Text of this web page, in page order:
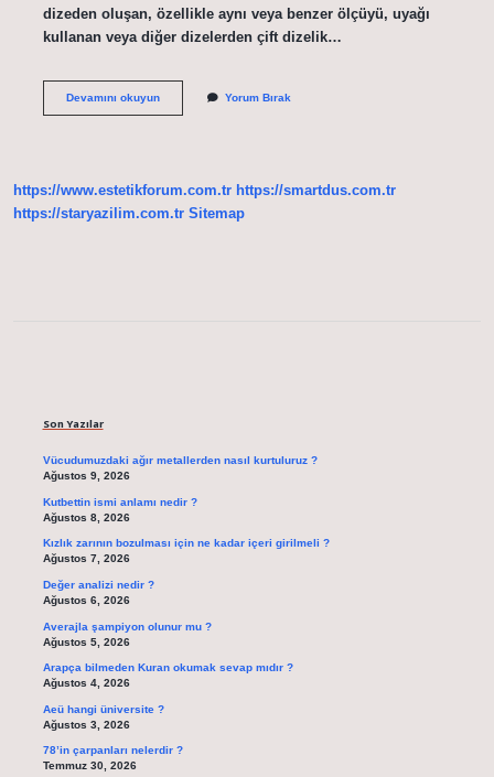
dizeden oluşan, özellikle aynı veya benzer ölçüyü, uyağı
kullanan veya diğer dizelerden çift dizelik…
Devamını okuyunBir
Yorum Bırak
https://www.estetikforum.com.tr https://smartdus.com.tr
https://staryazilim.com.tr Sitemap
Son Yazılar
Vücudumuzdaki ağır metallerden nasıl kurtuluruz ?
Ağustos 9, 2026
Kutbettin ismi anlamı nedir ?
Ağustos 8, 2026
Kızlık zarının bozulması için ne kadar içeri girilmeli ?
Ağustos 7, 2026
Değer analizi nedir ?
Ağustos 6, 2026
Averajla şampiyon olunur mu ?
Ağustos 5, 2026
Arapça bilmeden Kuran okumak sevap mıdır ?
Ağustos 4, 2026
Aeü hangi üniversite ?
Ağustos 3, 2026
78’in çarpanları nelerdir ?
Temmuz 30, 2026